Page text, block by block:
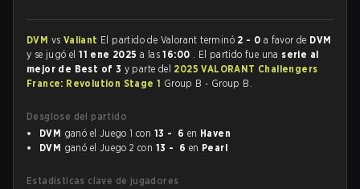
DVM vs Valiant El partido de Valorant terminó 2 - 0 a favor de DVM
y se jugó el11 ene 2025a las16:00 . El partido fue una serie al
mejor de Best of 3 y parte del 2025 VALORANT Challengers
France: Revolution Stage 1 Group B - Group B.
Desglose del partido
DVM ganó el Juego 1 con 13 - 6 en Haven
DVM ganó el Juego 2 con 13 - 6 en Pearl
Estadísticas clave de jugadores